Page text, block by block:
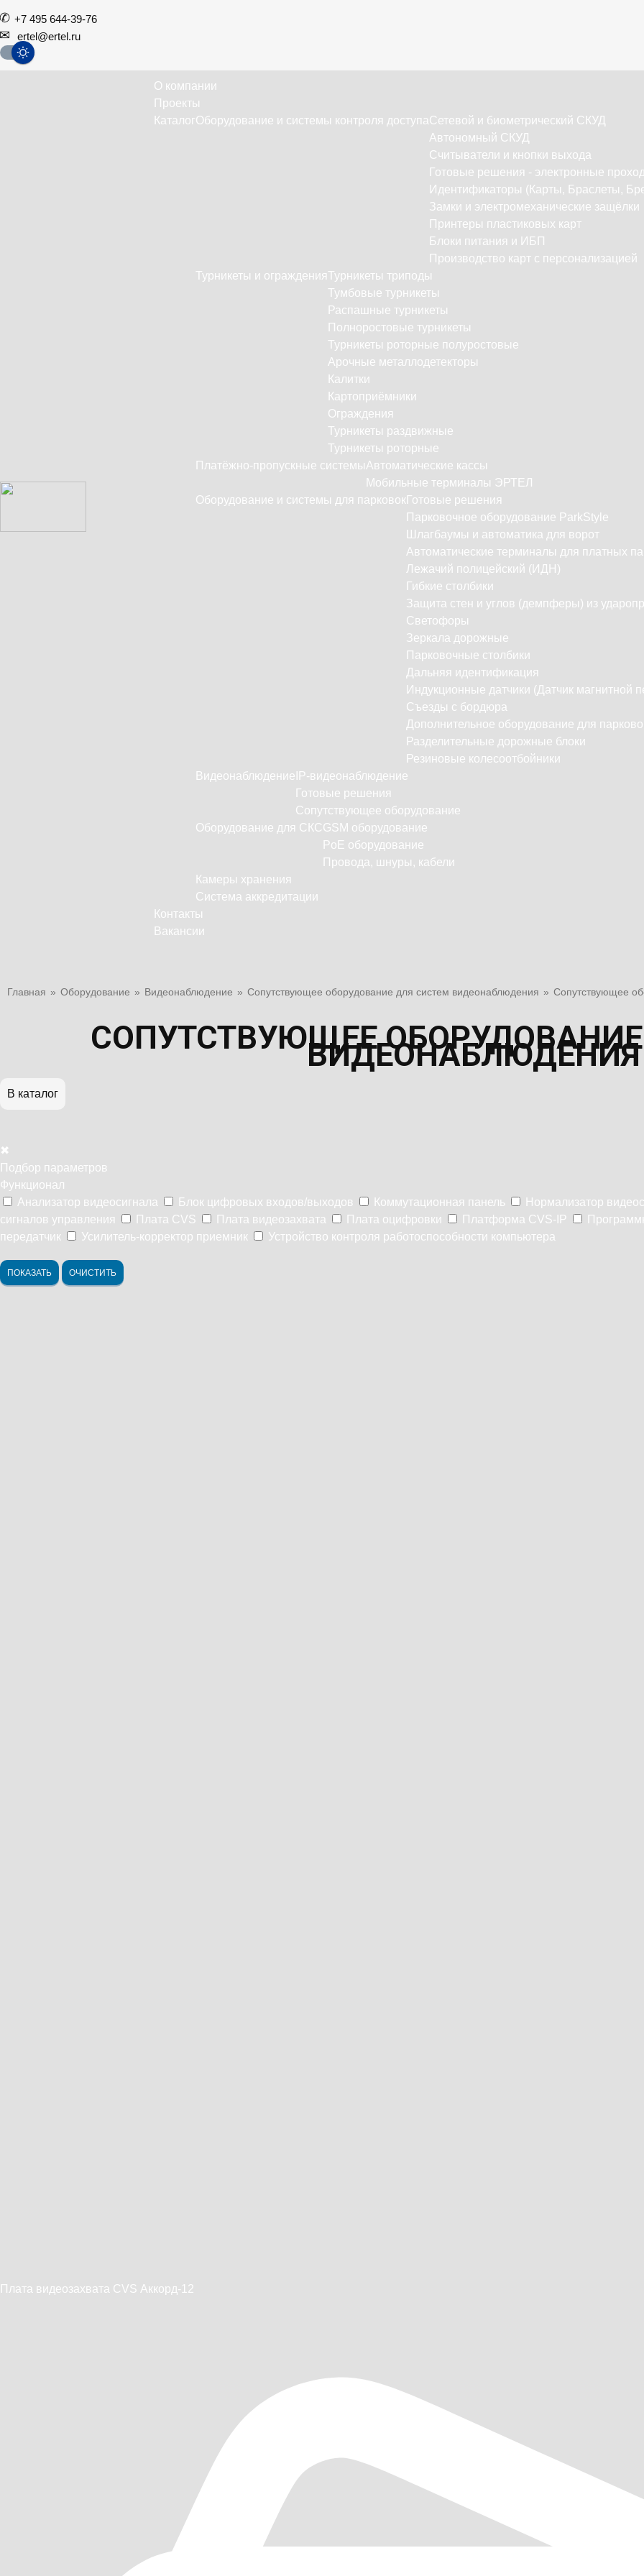
+7 495 644-39-76
ertel@ertel.ru
О компании
Проекты
КаталогОборудование и системы контроля доступаСетевой и биометрический СКУД
Автономный СКУД
Считыватели и кнопки выхода
Готовые решения - электронные
Идентификаторы (Карты, Браслеты,
Замки и электромеханические защёлки
Принтеры пластиковых карт
Блоки питания и ИБП
Производство карт с персонализацией
Турникеты и огражденияТурникеты триподы
Тумбовые турникеты
Распашные турникеты
Полноростовые турникеты
Турникеты роторные полуростовые
Арочные металлодетекторы
Калитки
Картоприёмники
Ограждения
Турникеты раздвижные
Турникеты роторные
Платёжно-пропускные системыАвтоматические кассы
Мобильные терминалы ЭРТЕЛ
Оборудование и системы для парковок Готовые решения
Парковочное оборудование ParkStyle
Шлагбаумы и автоматика для ворот
Автоматические терминалы для платных
Лежачий полицейский (ИДН)
Гибкие столбики
Защита стен и углов (демпферы) из
Светофоры
Зеркала дорожные
Парковочные столбики
Дальняя идентификация
Индукционные датчики (Датчик магнитной
Съезды с бордюра
Дополнительное оборудование для
Разделительные дорожные блоки
Резиновые колесоотбойники
Видеонаблюдение IP-видеонаблюдение
Готовые решения
Сопутствующее оборудование
Оборудование для СКСGSM оборудование
PoE оборудование
Провода, шнуры, кабели
Камеры хранения
Система аккредитации
Контакты
Вакансии
Главная » Оборудование » Видеонаблюдение » Сопутствующее оборудование для систем видеонаблюдения » Сопутствующее
СОПУТСТВУЮЩЕЕВИДЕОНАБЛЮДЕНИЯ
В каталог
✖
Подбор параметров
Функционал
Анализатор видеосигнала
Блок цифровых входов/выходов Коммутационная панель Нормализатор
сигналов управления
Плата CVS Плата видеозахвата Плата оцифровки Платформа CVS-IP
передатчик
Усилитель-корректор приемник Устройство контроля работоспособности компьютера
Плата видеозахвата CVS Аккорд-12